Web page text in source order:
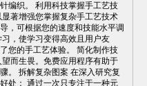
编织。 利用科技掌握手工艺技
著增强您掌握复杂手工艺技术
，可根据您的速度和技能水平调
，使学习变得高效且用户友
您的手工艺体验。 简化制作技
而生畏。免费应用程序有助于
。 拆解复杂图案 在深入研究复
处： 通过一次只专注于一种元